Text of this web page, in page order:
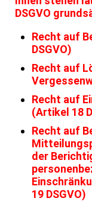
DSGVO
Recht auf
DSGVO)
Recht auf
Recht auf
(Artikel 18
Recht auf
der
19 DSGVO)